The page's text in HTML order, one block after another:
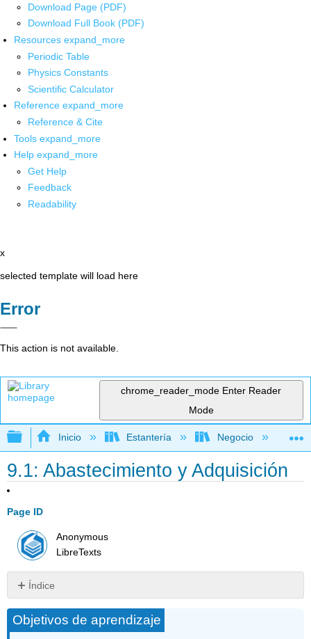
Download Page (PDF)
Download Full Book (PDF)
Resources expand_more
Periodic Table
Physics Constants
Scientific Calculator
Reference expand_more
Reference & Cite
Tools expand_more
Help expand_more
Get Help
Feedback
Readability
x
selected template will load here
Error
This action is not available.
chrome_reader_mode Enter Reader
Mode
Expandir/contraer jerarquía global
Inicio Estantería Negocio
9.1: Abastecimiento y Adquisición
Page ID
Anonymous
LibreTexts
Índice
crecimiento
de
Objetivos de aprendizaje